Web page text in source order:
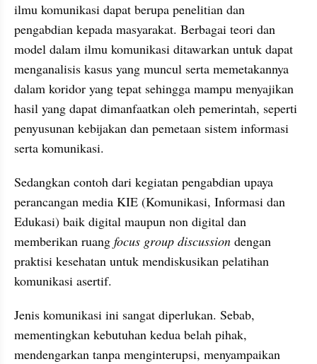
ilmu komunikasi dapat berupa penelitian dan
pengabdian kepada masyarakat. Berbagai teori dan
model dalam ilmu komunikasi ditawarkan untuk dapat
menganalisis kasus yang muncul serta memetakannya
dalam koridor yang tepat sehingga mampu menyajikan
hasil yang dapat dimanfaatkan oleh pemerintah, seperti
penyusunan kebijakan dan pemetaan sistem informasi
serta komunikasi.
Sedangkan contoh dari kegiatan pengabdian upaya
perancangan media KIE (Komunikasi, Informasi dan
Edukasi) baik digital maupun non digital dan
memberikan ruang focus group discussion dengan
praktisi kesehatan untuk mendiskusikan pelatihan
komunikasi asertif.
Jenis komunikasi ini sangat diperlukan. Sebab,
mementingkan kebutuhan kedua belah pihak,
mendengarkan tanpa menginterupsi, menyampaikan